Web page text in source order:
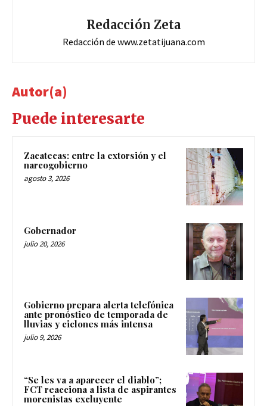
Redacción Zeta
Redacción de www.zetatijuana.com
Autor(a)
Puede interesarte
Zacatecas: entre la extorsión y el
narcogobierno
agosto 3, 2026
Gobernador
julio 20, 2026
Gobierno prepara alerta telefónica
ante pronóstico de temporada de
lluvias y ciclones más intensa
julio 9, 2026
“Se les va a aparecer el diablo”;
FCT reacciona a lista de aspirantes
morenistas excluyente